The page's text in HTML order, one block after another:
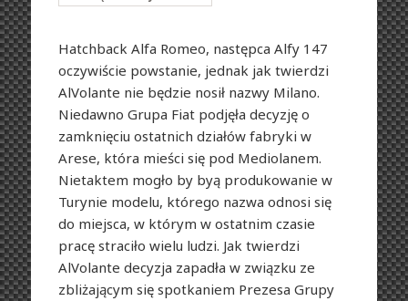
Hatchback Alfa Romeo, następca Alfy 147
oczywiście powstanie, jednak jak twierdzi
AlVolante nie będzie nosił nazwy Milano.
Niedawno Grupa Fiat podjęła decyzję o
zamknięciu ostatnich działów fabryki w
Arese, która mieści się pod Mediolanem.
Nietaktem mogło by byą produkowanie w
Turynie modelu, którego nazwa odnosi się
do miejsca, w którym w ostatnim czasie
pracę straciło wielu ludzi. Jak twierdzi
AlVolante decyzja zapadła w związku ze
zbliżającym się spotkaniem Prezesa Grupy